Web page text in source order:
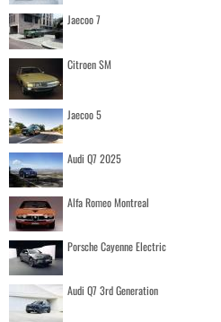
Jaecoo 7
Citroen SM
Jaecoo 5
Audi Q7 2025
Alfa Romeo Montreal
Porsche Cayenne Electric
Audi Q7 3rd Generation